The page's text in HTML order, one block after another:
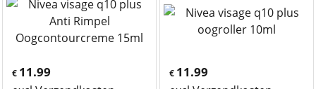
€ 11.99 € 11.99